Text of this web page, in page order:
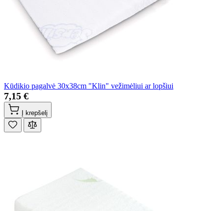
Kūdikio pagalvė 30x38cm "Klin" vežimėliui ar lopšiui
7,15 €
Į krepšelį